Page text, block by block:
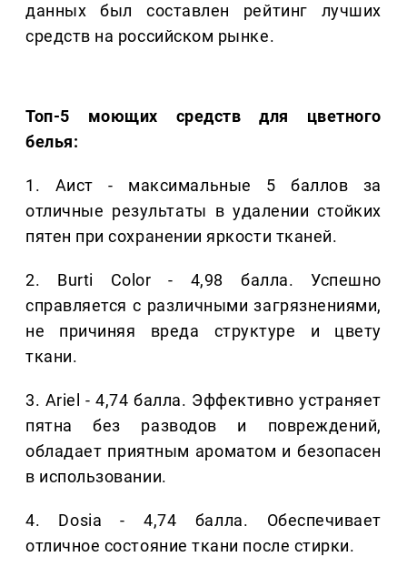
данных был составлен рейтинг лучших
средств на российском рынке.
Топ-5 моющих средств для цветного
белья:
1. Аист - максимальные 5 баллов за
отличные результаты в удалении стойких
пятен при сохранении яркости тканей.
2. Burti Color - 4,98 балла. Успешно
справляется с различными загрязнениями,
не причиняя вреда структуре и цвету
ткани.
3. Ariel - 4,74 балла. Эффективно устраняет
пятна без разводов и повреждений,
обладает приятным ароматом и безопасен
в использовании.
4. Dosia - 4,74 балла. Обеспечивает
отличное состояние ткани после стирки.